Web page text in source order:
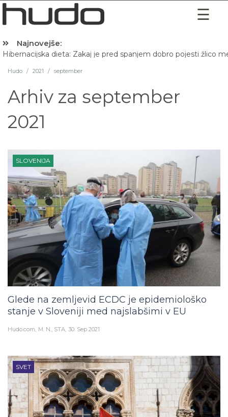
Najnovejše:
Hibernacijska dieta: Zakaj je pred spanjem dobro pojesti žlico
Hudo / 2021 / september
Arhiv za september
2021
SLOVENIJA
Glede na zemljevid ECDC je epidemiološko
stanje v Sloveniji med najslabšimi v EU
Hudo.com M. N., STA 30. Sep 2021
SVET